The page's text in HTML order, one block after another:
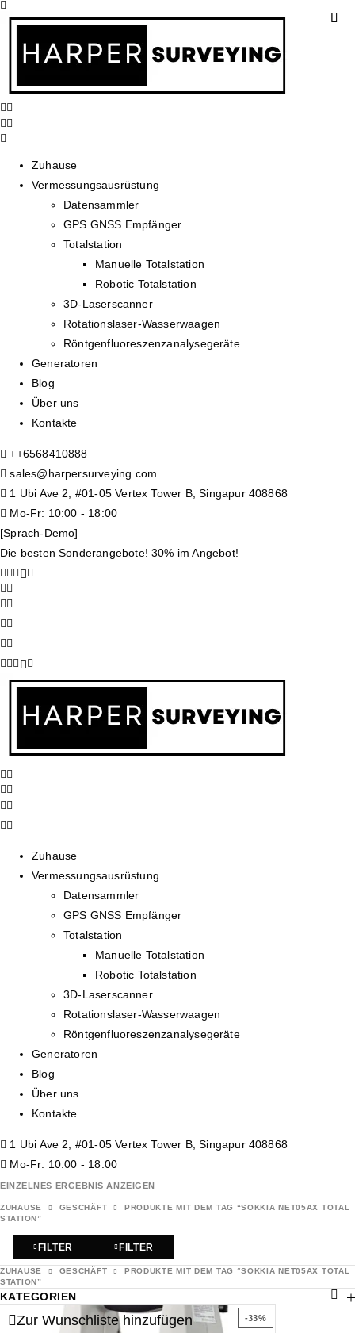
Zuhause
Vermessungsausrüstung
Datensammler
GPS GNSS Empfänger
Totalstation
Manuelle Totalstation
Robotic Totalstation
3D-Laserscanner
Rotationslaser-Wasserwaagen
Röntgenfluoreszenzanalysegeräte
Generatoren
Blog
Über uns
Kontakte
++6568410888
sales@harpersurveying.com
1 Ubi Ave 2, #01-05 Vertex Tower B, Singapur 408868
Mo-Fr: 10:00 - 18:00
[Sprach-Demo]
Die besten Sonderangebote! 30% im Angebot!
Zuhause
Vermessungsausrüstung
Datensammler
GPS GNSS Empfänger
Totalstation
Manuelle Totalstation
Robotic Totalstation
3D-Laserscanner
Rotationslaser-Wasserwaagen
Röntgenfluoreszenzanalysegeräte
Generatoren
Blog
Über uns
Kontakte
1 Ubi Ave 2, #01-05 Vertex Tower B, Singapur 408868
Mo-Fr: 10:00 - 18:00
EINZELNES ERGEBNIS ANZEIGEN
ZUHAUSE GESCHÄFT
PRODUKTE MIT DEM TAG “SOKKIA NET05AX TOTAL
STATION”
FILTER FILTER
ZUHAUSE GESCHÄFT
PRODUKTE MIT DEM TAG “SOKKIA NET05AX TOTAL
STATION”
KATEGORIEN
-33%
Zur Wunschliste hinzufügen